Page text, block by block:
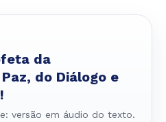
da
do Diálogo e
versão em áudio do texto.